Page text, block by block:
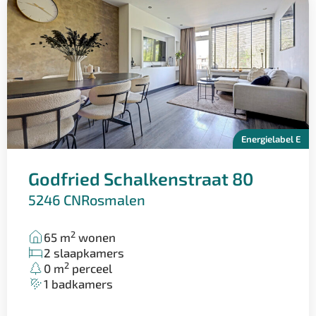
voor meer informatie over dit bijzondere
nieuwbouwproject.
Ervaar zelf de perfecte combinatie van historie, licht,
ruimte en wooncomfort aan de Voorstraat in Velddriel.
Energielabel E
Godfried Schalkenstraat 80
5246 CNRosmalen
65 m2 wonen
2 slaapkamers
0 m2 perceel
1 badkamers